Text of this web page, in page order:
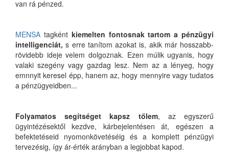
van rá pénzed.
MENSA tagként kiemelten fontosnak tartom a pénzügyi
intelligenciát, s erre tanítom azokat is, akik már hosszabb-
rövidebb ideje velem dolgoznak. Ezen múlik ugyanis, hogy
valaki szegény vagy gazdag lesz. Nem az a lényeg, hogy
emnnyit keresel épp, hanem az, hogy mennyire vagy tudatos
a pénzügyeidben...
Folyamatos segítséget kapsz tőlem, az egyszerű
ügyintézésektől kezdve, kárbejelentésen át, egészen a
befektetéseid nyomonkövetéséig és a komplett pénzügyi
tervezésig, így ár-érték arányban a legjobbat kapod.